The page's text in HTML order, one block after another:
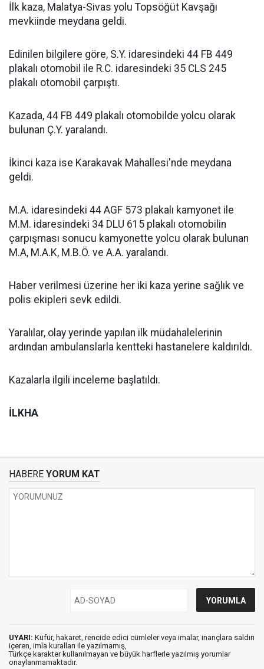
İlk kaza, Malatya-Sivas yolu Topsöğüt Kavşağı
mevkiinde meydana geldi.
Edinilen bilgilere göre, S.Y. idaresindeki 44 FB 449
plakalı otomobil ile R.C. idaresindeki 35 CLS 245
plakalı otomobil çarpıştı.
Kazada, 44 FB 449 plakalı otomobilde yolcu olarak
bulunan Ç.Y. yaralandı.
İkinci kaza ise Karakavak Mahallesi'nde meydana
geldi.
M.A. idaresindeki 44 AGF 573 plakalı kamyonet ile
M.M. idaresindeki 34 DLU 615 plakalı otomobilin
çarpışması sonucu kamyonette yolcu olarak bulunan
M.A, M.A.K, M.B.Ö. ve A.A. yaralandı.
Haber verilmesi üzerine her iki kaza yerine sağlık ve
polis ekipleri sevk edildi.
Yaralılar, olay yerinde yapılan ilk müdahalelerinin
ardından ambulanslarla kentteki hastanelere kaldırıldı.
Kazalarla ilgili inceleme başlatıldı.
İLKHA
HABERE YORUM KAT
UYARI: Küfür, hakaret, rencide edici cümleler veya imalar, inançlara saldırı
içeren, imla kuralları ile yazılmamış,
Türkçe karakter kullanılmayan ve büyük harflerle yazılmış yorumlar
onaylanmamaktadır.